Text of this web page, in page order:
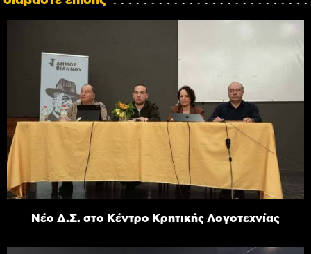
Νέο Δ.Σ. στο Κέντρο Κρητικής Λογοτεχνίας